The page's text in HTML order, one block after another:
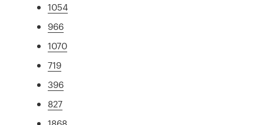
1054
966
1070
719
396
827